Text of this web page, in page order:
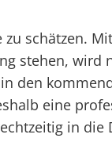
schätzen.
stehen, wird
den
eine
in die